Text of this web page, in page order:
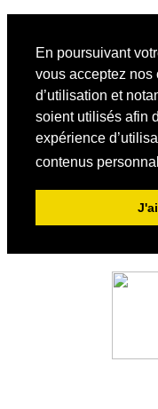
En poursuivant
vous acceptez
d’utilisation et
soient utilisés afin
expérience
contenus